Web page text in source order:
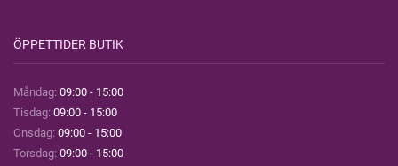
ÖPPETTIDER BUTIK
Måndag: 09:00 - 15:00
Tisdag: 09:00 - 15:00
Onsdag: 09:00 - 15:00
Torsdag: 09:00 - 15:00